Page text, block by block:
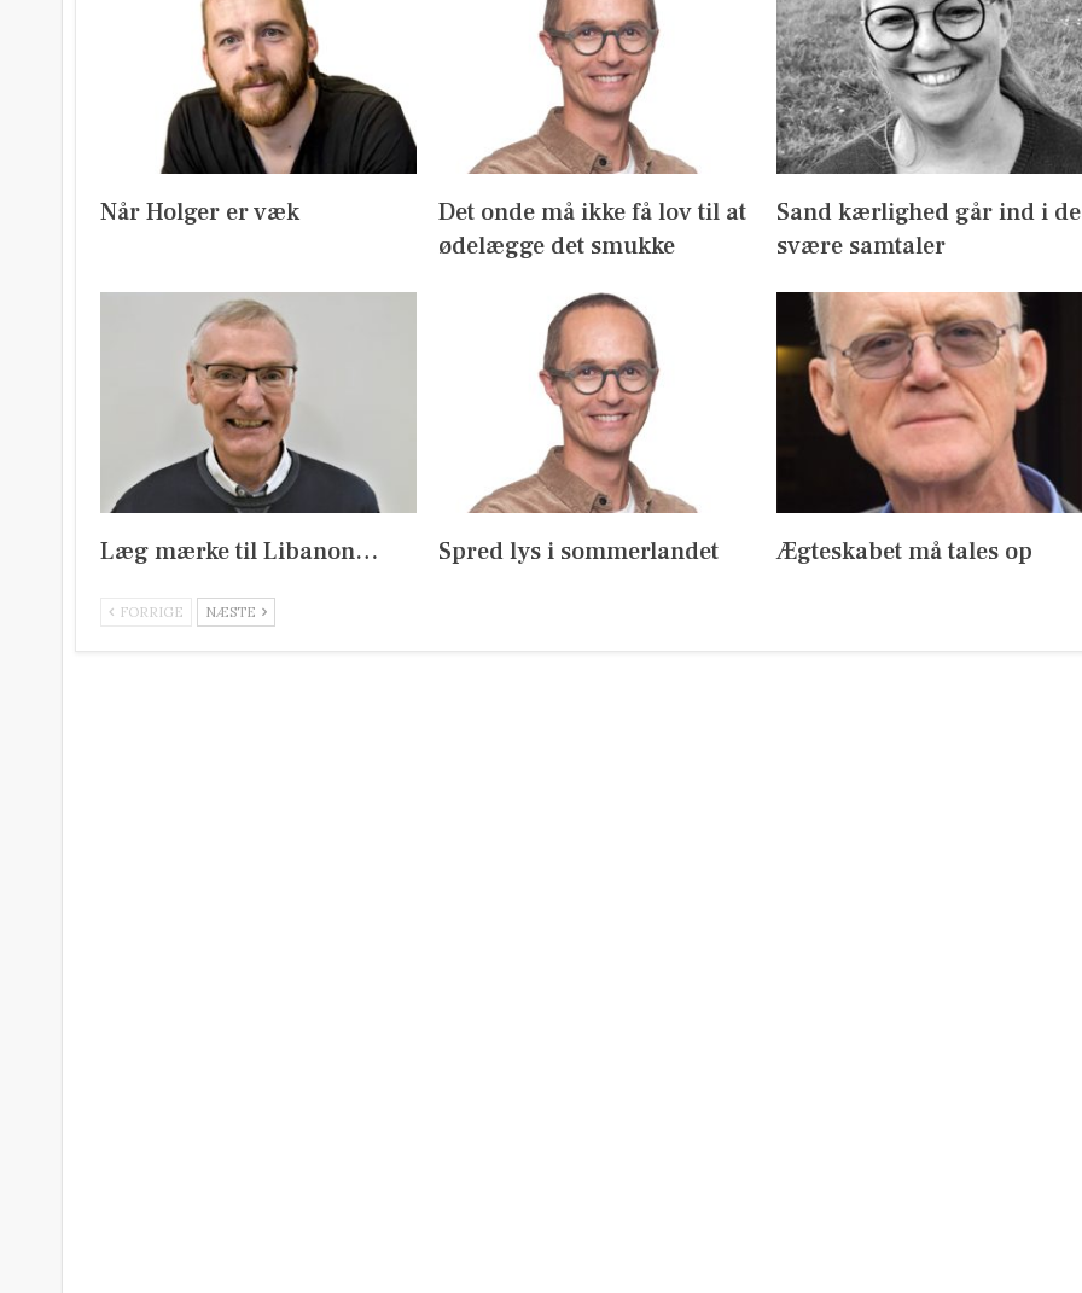
Når Holger er væk
Det onde må ikke få lov til at
ødelægge det smukke
Sand kærlighed går ind i de
svære samtaler
Læg mærke til Libanon… Spred lys i sommerlandet Ægteskabet må tales op
FORRIGE NÆSTE